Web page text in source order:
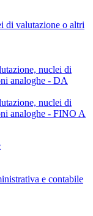
di valutazione o altri
nuclei di
analoghe - DA
nuclei di
analoghe - FINO A
e contabile